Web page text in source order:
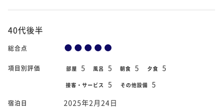
40代後半
総合点
項目別評価 部屋 5 風呂 5 朝食 5 夕食 5
接客・サービス 5 その他設備 5
宿泊日 2025年2月24日